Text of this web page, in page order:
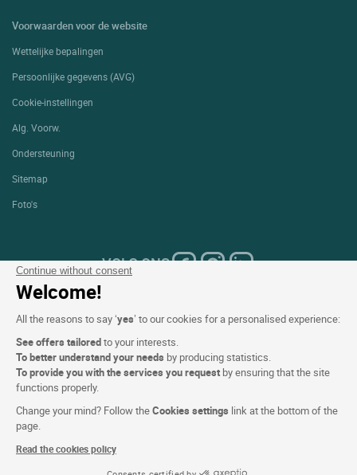
Continue without consent
Welcome!
All the reasons to say ‘yes’ to our cookies for a personalised experience:
See offers tailoredto your interests.
To better understand your needs by producing statistics.
To provide you with the services you request by ensuring that the site
functions properly.
Change your mind? Follow theCookies settings link at the bottom of the
page.
Read the cookies policy
Voorwaarden voor de website
Wettelijke bepalingen
Persoonlijke gegevens (AVG)
Cookie-instellingen
Alg. Voorw.
Ondersteuning
Sitemap
Foto's
VOLG ONS
Onze selectie van hotels in
Frankrijk en Europa
Top Landen